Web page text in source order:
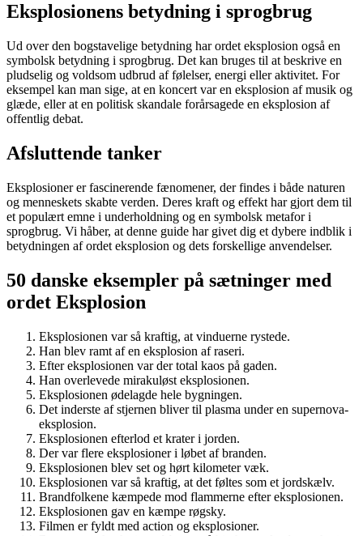
Eksplosionens betydning i sprogbrug
Ud over den bogstavelige betydning har ordet eksplosion også en
symbolsk betydning i sprogbrug. Det kan bruges til at beskrive en
pludselig og voldsom udbrud af følelser, energi eller aktivitet. For
eksempel kan man sige, at en koncert var en eksplosion af musik og
glæde, eller at en politisk skandale forårsagede en eksplosion af
offentlig debat.
Afsluttende tanker
Eksplosioner er fascinerende fænomener, der findes i både naturen
og menneskets skabte verden. Deres kraft og effekt har gjort dem til
et populært emne i underholdning og en symbolsk metafor i
sprogbrug. Vi håber, at denne guide har givet dig et dybere indblik i
betydningen af ordet eksplosion og dets forskellige anvendelser.
50 danske eksempler på sætninger med
ordet Eksplosion
Eksplosionen var så kraftig, at vinduerne rystede.
Han blev ramt af en eksplosion af raseri.
Efter eksplosionen var der total kaos på gaden.
Han overlevede mirakuløst eksplosionen.
Eksplosionen ødelagde hele bygningen.
Det inderste af stjernen bliver til plasma under en supernova-
eksplosion.
Eksplosionen efterlod et krater i jorden.
Der var flere eksplosioner i løbet af branden.
Eksplosionen blev set og hørt kilometer væk.
Eksplosionen var så kraftig, at det føltes som et jordskælv.
Brandfolkene kæmpede mod flammerne efter eksplosionen.
Eksplosionen gav en kæmpe røgsky.
Filmen er fyldt med action og eksplosioner.